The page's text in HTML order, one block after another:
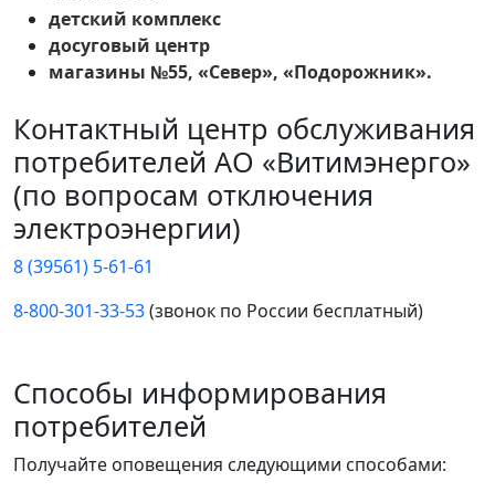
детский комплекс
досуговый центр
магазины №55, «Север», «Подорожник».
Контактный центр обслуживания
потребителей АО «Витимэнерго»
(по вопросам отключения
электроэнергии)
8 (39561) 5-61-61
8-800-301-33-53(звонок по России бесплатный)
Способы информирования
потребителей
Получайте оповещения следующими способами: